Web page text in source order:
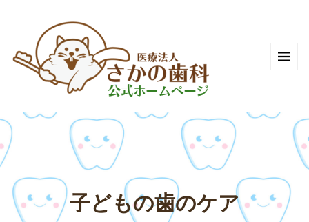
子どもの歯のケア